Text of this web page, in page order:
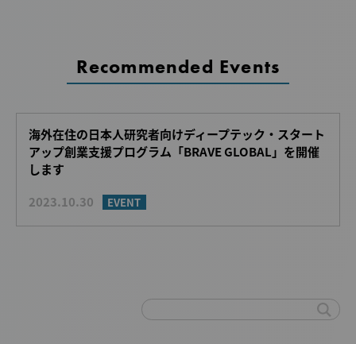
Recommended Events
海外在住の日本人研究者向けディープテック・スタート
アップ創業支援プログラム「BRAVE GLOBAL」を開催
します
2023.10.30
EVENT